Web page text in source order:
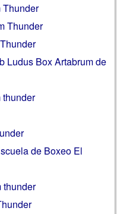
Thunder
Thunder
Ludus Box Artabrum de
thunder
de Boxeo El
thunder